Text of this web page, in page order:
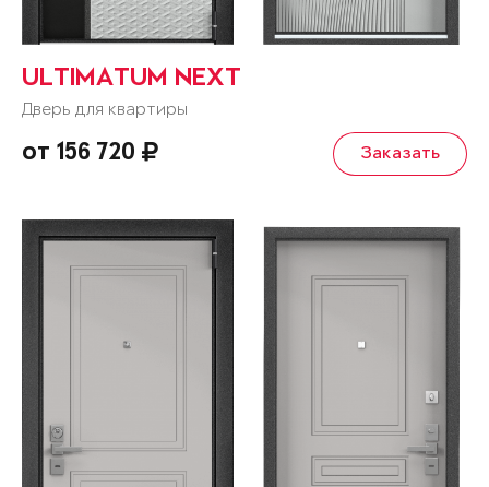
ULTIMATUM NEXT
Дверь для квартиры
от 156 720 Заказать